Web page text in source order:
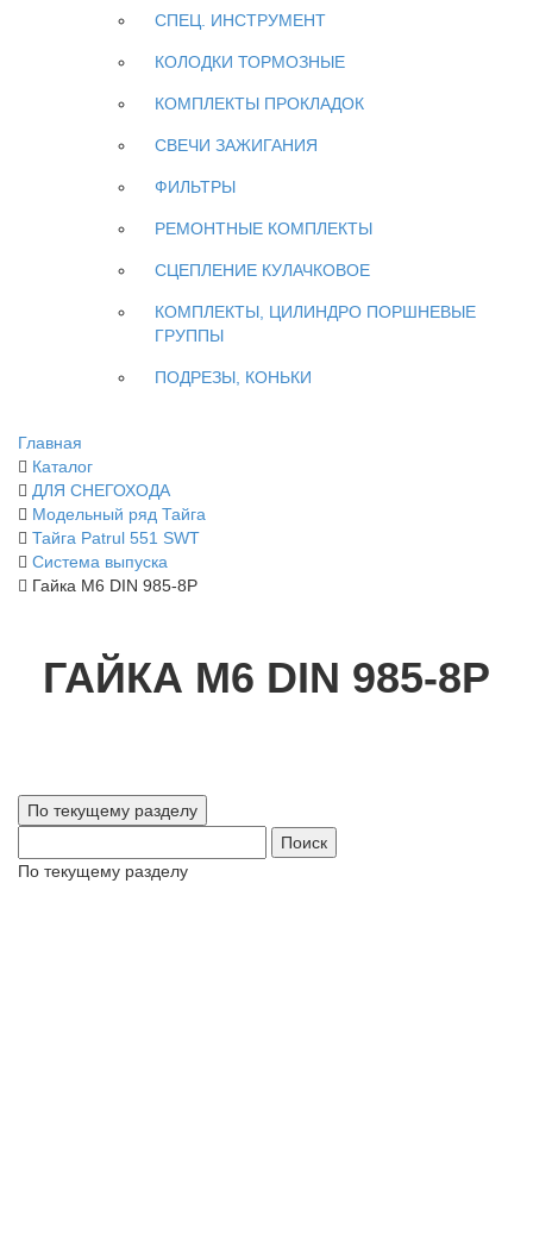
СПЕЦ. ИНСТРУМЕНТ
КОЛОДКИ ТОРМОЗНЫЕ
КОМПЛЕКТЫ ПРОКЛАДОК
СВЕЧИ ЗАЖИГАНИЯ
ФИЛЬТРЫ
РЕМОНТНЫЕ КОМПЛЕКТЫ
СЦЕПЛЕНИЕ КУЛАЧКОВОЕ
КОМПЛЕКТЫ, ЦИЛИНДРО ПОРШНЕВЫЕ
ГРУППЫ
ПОДРЕЗЫ, КОНЬКИ
Главная
Каталог
ДЛЯ СНЕГОХОДА
Модельный ряд Тайга
Тайга Patrul 551 SWT
Система выпуска
Гайка М6 DIN 985-8Р
ГАЙКА М6 DIN 985-8Р
Поиск
По текущему разделу